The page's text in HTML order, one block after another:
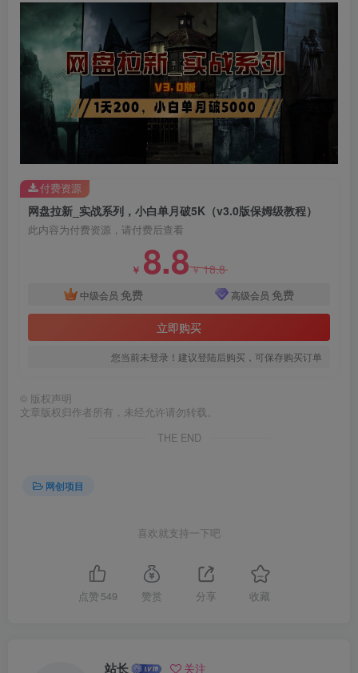
网盘拉新_实战系列，小白单月破5K（v3.0版保姆级教程）
此内容为付费资源，请付费后查看
￥ 8.8￥18.8
中级会员 免费 高级会员 免费
立即购买
您当前未登录！建议登陆后购买，可保存购买订单
付费资源
© 版权声明
文章版权归作者所有，未经允许请勿转载。
THE END
网创项目
喜欢就支持一下吧
点赞 549 赞赏 分享 收藏
站长 关注